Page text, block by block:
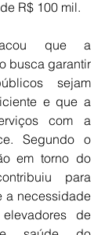
R$ 100 mil.
que a
busca garantir
sejam
e que a
com a
Segundo o
em torno do
para
a necessidade
de